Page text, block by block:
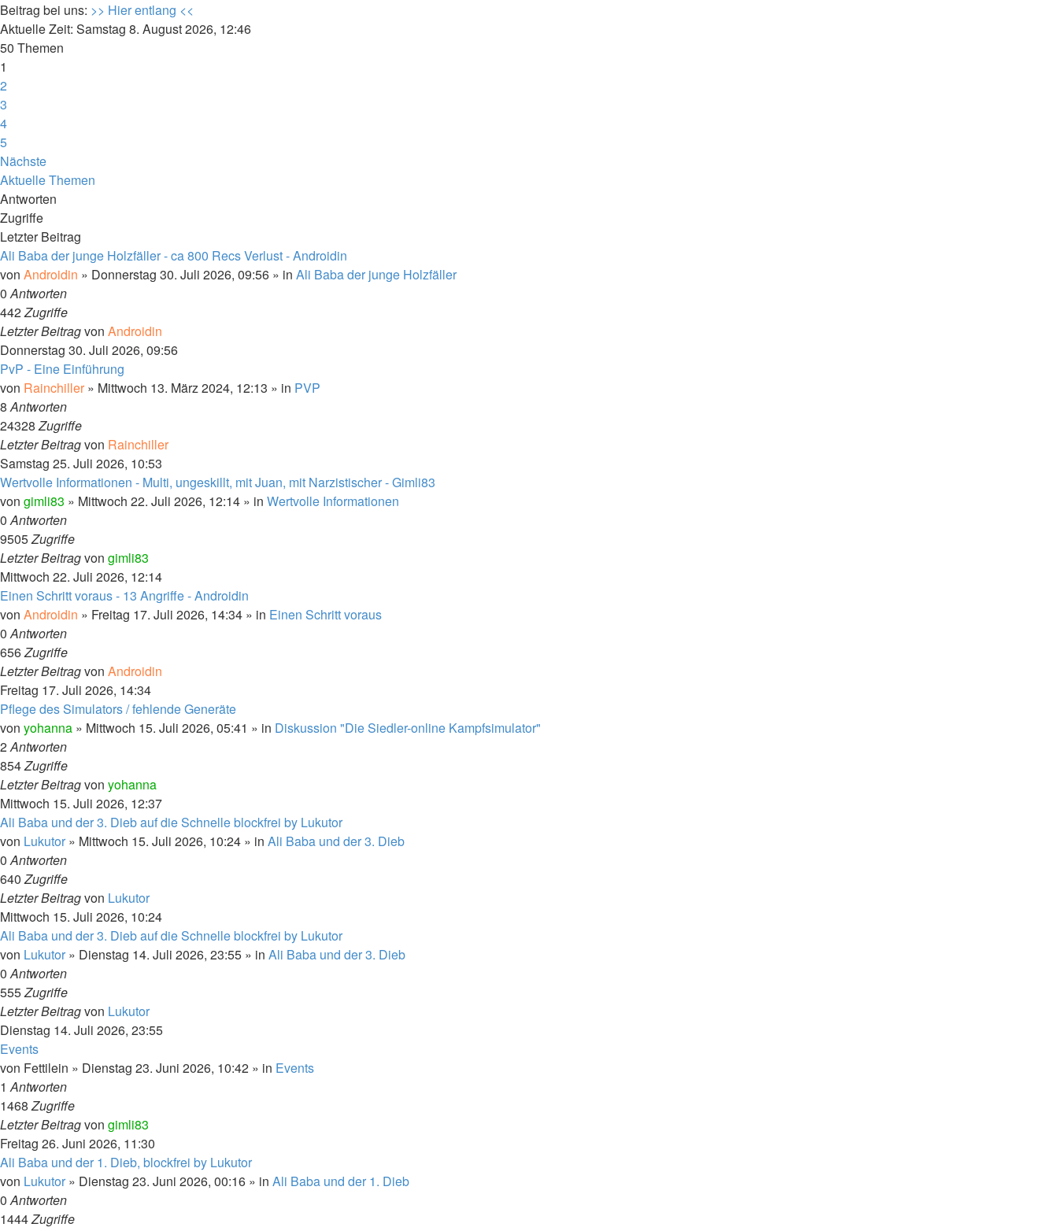
Beitrag bei uns: >> Hier entlang <<
Aktuelle Zeit: Samstag 8. August 2026, 12:46
50 Themen
1
2
3
4
5
Nächste
Aktuelle Themen
Antworten
Zugriffe
Letzter Beitrag
Ali Baba der junge Holzfäller - ca 800 Recs Verlust - Androidin
von Androidin » Donnerstag 30. Juli 2026, 09:56 » in Ali Baba der junge Holzfäller
0Antworten
442Zugriffe
Letzter Beitragvon Androidin
Donnerstag 30. Juli 2026, 09:56
PvP - Eine Einführung
von Rainchiller » Mittwoch 13. März 2024, 12:13 » in PVP
8Antworten
24328Zugriffe
Letzter Beitragvon Rainchiller
Samstag 25. Juli 2026, 10:53
Wertvolle Informationen - Multi, ungeskillt, mit Juan, mit Narzistischer - Gimli83
von gimli83 » Mittwoch 22. Juli 2026, 12:14 » in Wertvolle Informationen
0Antworten
9505Zugriffe
Letzter Beitragvon gimli83
Mittwoch 22. Juli 2026, 12:14
Einen Schritt voraus - 13 Angriffe - Androidin
von Androidin » Freitag 17. Juli 2026, 14:34 » in Einen Schritt voraus
0Antworten
656Zugriffe
Letzter Beitragvon Androidin
Freitag 17. Juli 2026, 14:34
Pflege des Simulators / fehlende Generäte
von yohanna » Mittwoch 15. Juli 2026, 05:41 » in Diskussion "Die Siedler-online Kampfsimulator"
2Antworten
854Zugriffe
Letzter Beitragvon yohanna
Mittwoch 15. Juli 2026, 12:37
Ali Baba und der 3. Dieb auf die Schnelle blockfrei by Lukutor
von Lukutor » Mittwoch 15. Juli 2026, 10:24 » in Ali Baba und der 3. Dieb
0Antworten
640Zugriffe
Letzter Beitragvon Lukutor
Mittwoch 15. Juli 2026, 10:24
Ali Baba und der 3. Dieb auf die Schnelle blockfrei by Lukutor
von Lukutor » Dienstag 14. Juli 2026, 23:55 » in Ali Baba und der 3. Dieb
0Antworten
555Zugriffe
Letzter Beitragvon Lukutor
Dienstag 14. Juli 2026, 23:55
Events
von Fettilein » Dienstag 23. Juni 2026, 10:42 » in Events
1Antworten
1468Zugriffe
Letzter Beitragvon gimli83
Freitag 26. Juni 2026, 11:30
Ali Baba und der 1. Dieb, blockfrei by Lukutor
von Lukutor » Dienstag 23. Juni 2026, 00:16 » in Ali Baba und der 1. Dieb
0Antworten
1444Zugriffe